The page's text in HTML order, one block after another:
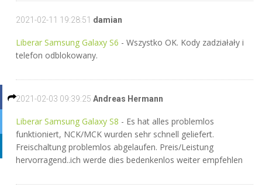
2021-02-11 19:28:51 damian
Liberar Samsung Galaxy S6 - Wszystko OK. Kody zadziałały i
telefon odblokowany.
2021-02-03 09:39:25 Andreas Hermann
Liberar Samsung Galaxy S8 - Es hat alles problemlos
funktioniert, NCK/MCK wurden sehr schnell geliefert.
Freischaltung problemlos abgelaufen. Preis/Leistung
hervorragend..ich werde dies bedenkenlos weiter empfehlen